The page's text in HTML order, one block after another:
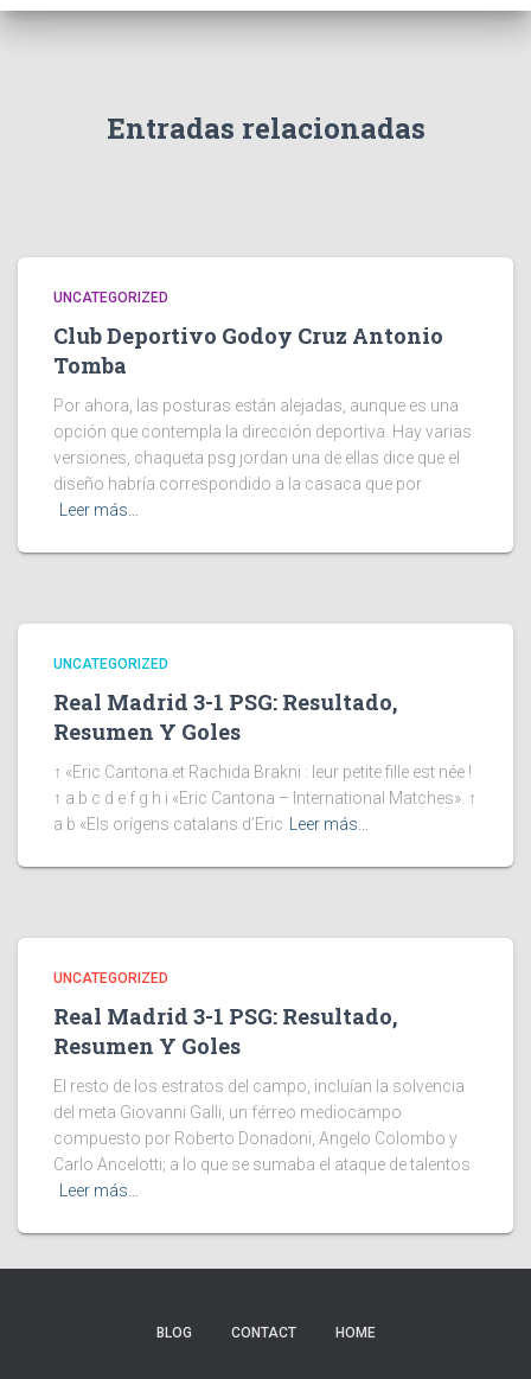
Entradas relacionadas
UNCATEGORIZED
Club Deportivo Godoy Cruz Antonio
Tomba
Por ahora, las posturas están alejadas, aunque es una
opción que contempla la dirección deportiva. Hay varias
versiones, chaqueta psg jordan una de ellas dice que el
diseño habría correspondido a la casaca que por
Leer más…
UNCATEGORIZED
Real Madrid 3-1 PSG: Resultado,
Resumen Y Goles
↑ «Eric Cantona et Rachida Brakni : leur petite fille est née !
↑ a b c d e f g h i «Eric Cantona – International Matches». ↑
a b «Els orígens catalans d’Eric
Leer más…
UNCATEGORIZED
Real Madrid 3-1 PSG: Resultado,
Resumen Y Goles
El resto de los estratos del campo, incluían la solvencia
del meta Giovanni Galli, un férreo mediocampo
compuesto por Roberto Donadoni, Angelo Colombo y
Carlo Ancelotti; a lo que se sumaba el ataque de talentos
Leer más…
BLOG CONTACT HOME